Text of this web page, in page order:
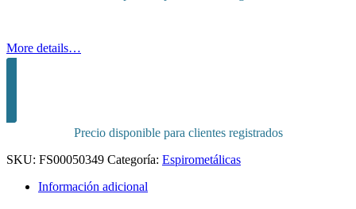
More details…
Precio disponible para clientes registrados
SKU: FS00050349 Categoría: Espirometálicas
Información adicional